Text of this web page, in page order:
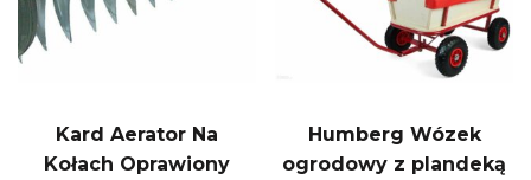
Kard Aerator Na
Kołach Oprawiony
Humberg Wózek
ogrodowy z plandeką